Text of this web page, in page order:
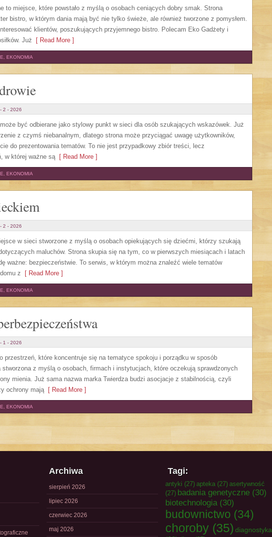
to miejsce, które powstało z myślą o osobach ceniących dobry smak. Strona
bistro, w którym dania mają być nie tylko świeże, ale również tworzone z pomysłem.
klientów, poszukujących przyjemnego bistro. Polecam Eko Gadżety i
Już [ Read More ]
EKONOMIA
2 - 2026
być odbierane jako stylowy punkt w sieci dla osób szukających wskazówek. Już
z czymś niebanalnym, dlatego strona może przyciągać uwagę użytkowników,
do prezentowania tematów. To nie jest przypadkowy zbiór treści, lecz
w której ważne są[ Read More ]
EKONOMIA
2 - 2026
w sieci stworzone z myślą o osobach opiekujących się dziećmi, którzy szukają
maluchów. Strona skupia się na tym, co w pierwszych miesiącach i latach
ważne: bezpieczeństwie. To serwis, w którym można znaleźć wiele tematów
z [ Read More ]
EKONOMIA
1 - 2026
przestrzeń, które koncentruje się na tematyce spokoju i porządku w sposób
stworzona z myślą o osobach, firmach i instytucjach, które oczekują sprawdzonych
mienia. Już sama nazwa marka Twierdza budzi asocjacje z stabilnością, czyli
ochrony mają[ Read More ]
EKONOMIA
Archiwa
sierpień 2026
lipiec 2026
czerwiec 2026
maj 2026
Tagi:
antyki (27) apteka (27) asertywność
(27) badania genetyczne (30)
biotechnologia(30)
budownictwo (34)
choroby (35) diagnostyka